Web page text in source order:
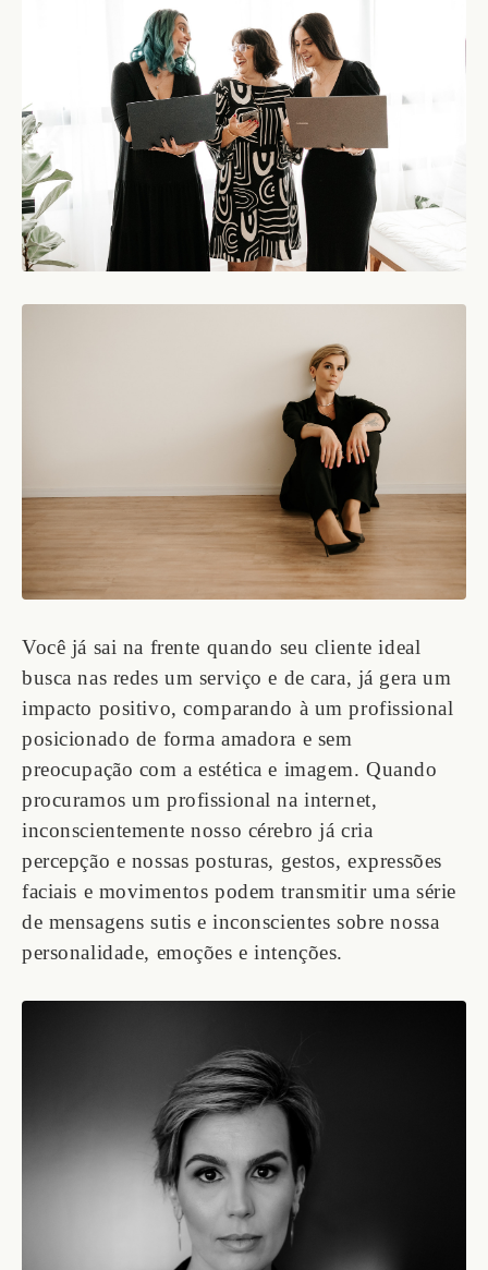
Você já sai na frente quando seu cliente ideal
busca nas redes um serviço e de cara, já gera um
impacto positivo, comparando à um profissional
posicionado de forma amadora e sem
preocupação com a estética e imagem. Quando
procuramos um profissional na internet,
inconscientemente nosso cérebro já cria
percepção e nossas posturas, gestos, expressões
faciais e movimentos podem transmitir uma série
de mensagens sutis e inconscientes sobre nossa
personalidade, emoções e intenções.